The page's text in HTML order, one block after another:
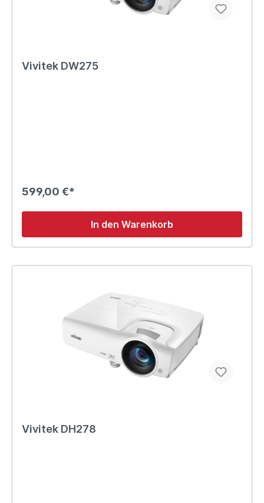
Vivitek DW275
599,00 €*
In den Warenkorb
Vivitek DH278